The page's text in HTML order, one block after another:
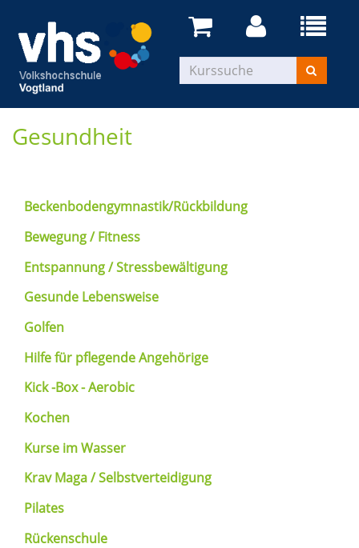
Gesundheit
Beckenbodengymnastik/Rückbildung
Bewegung / Fitness
Entspannung / Stressbewältigung
Gesunde Lebensweise
Golfen
Hilfe für pflegende Angehörige
Kick -Box - Aerobic
Kochen
Kurse im Wasser
Krav Maga / Selbstverteidigung
Pilates
Rückenschule